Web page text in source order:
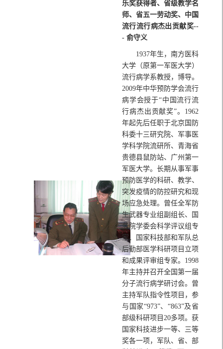
乐奖获得者、省级教学名
师、省五一劳动奖、中国
流行流行病杰出贡献奖--
- 俞守义
1937年生，南方医科
大学（原第一军医大学）
流行病学系教授，博导。
2009年中华预防学会流行
病学会授于“中国流行流
行病杰出贡献奖”。1962
年起先后任职于北京国防
科委十三研究院、军事医
学科学院流研所、青海省
贵德县鼠防站、广州第一
军医大学。长期从事军事
预防医学的科研、教学、
突发疫情的防控研究和现
场应急处理。曾任全军防
生武器专业组副组长、国
务院学委会科学评议组专
家、国家科技部和军队总
后勤部医学科研项目立项
和成果评审组专家。1998
年主持并召开全国第一届
分子流行病学研讨会。曾
主持军队指令性项目，参
与国家“973”、“863”及省
部级科研项目20多项。获
国家科技进步一等、三等
奖各一项，军队、省、部